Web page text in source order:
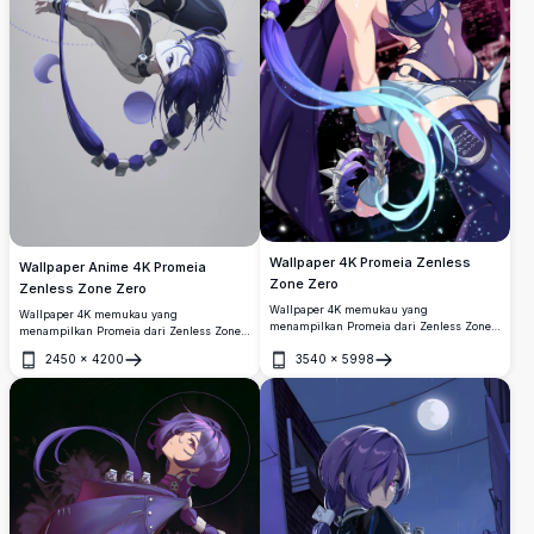
Wallpaper Anime 4K Promeia
Zenless Zone Zero
Wallpaper 4K memukau yang
menampilkan Promeia dari Zenless Zone
Zero, digambarkan dalam pose dinamis
terbalik dikelilingi motif bulan sabit,
rambut ungu terurai, mengenakan armor
futuristik biru gelap dengan latar
belakang abu-abu minimalis.
2450 × 4200
Buka
Wallpaper 4K Promeia Zenless
Zone Zero
Wallpaper 4K memukau yang
menampilkan Promeia dari Zenless Zone
ikoniknya, kostum tempur futuristik, dan
jejak energi biru bercahaya dengan latar
langit kota merah dramatis di malam hari.
3540 × 5998
Buka